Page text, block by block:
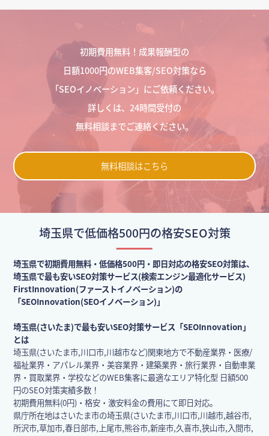
初期費用無料！成果報酬型の
日額1000円のWEB集客/SEO対策なら
「SEOイノベーション」にご依頼ください。
詳しくは、24時間受付の
無料相談までご連絡ください。
無料相談はこちら
埼玉県で低価格500円の格安SEO対策
埼玉県で初期費用無料・低価格500円・即日対応の格安SEO対策は、
埼玉県で最も安いSEO対策サービス(検索エンジン最適化サービス)
FirstInnovation(ファーストイノベーション)の
「SEOInnovation(SEOイノベーション)」
埼玉県(さいたま)で最も安いSEO対策サービス「SEOInnovation」
とは
埼玉県(さいたま市,川口市,川越市など)関東地方で不動産業界・医療/
福祉業界・アパレル業界・美容業界・建築業界・旅行業界・自動車業
界・買取業界・学校などのWEB集客に最適なエリア特化型 日額500
円のSEO対策実績多数！
初期費用無料(0円)・格安・激安料金の費用にて即日対応。
県庁所在地はさいたま市の埼玉県(さいたま市,川口市,川越市,越谷市,
所沢市,草加市,春日部市,上尾市,熊谷市,新座市,久喜市,狭山市,入間市,